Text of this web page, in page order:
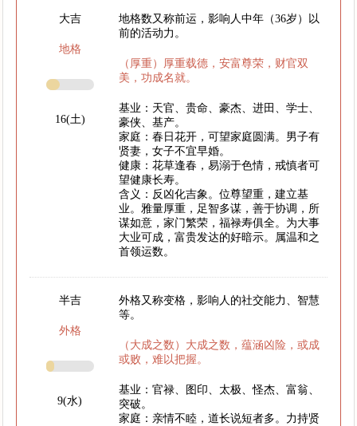
大吉
地格
16(土)
地格数又称前运，影响人中年（36岁）以
前的活动力。
（厚重）厚重载德，安富尊荣，财官双
美，功成名就。
基业：天官、贵命、豪杰、进田、学士、
豪侠、基产。
家庭：春日花开，可望家庭圆满。男子有
贤妻，女子不宜早婚。
健康：花草逢春，易溺于色情，戒慎者可
望健康长寿。
含义：反凶化吉象。位尊望重，建立基
业。雅量厚重，足智多谋，善于协调，所
谋如意，家门繁荣，福禄寿俱全。为大事
大业可成，富贵发达的好暗示。属温和之
首领运数。
半吉
外格
9(水)
外格又称变格，影响人的社交能力、智慧
等。
（大成之数）大成之数，蕴涵凶险，或成
或败，难以把握。
基业：官禄、图印、太极、怪杰、富翁、
突破。
家庭：亲情不睦，道长说短者多。力持贤